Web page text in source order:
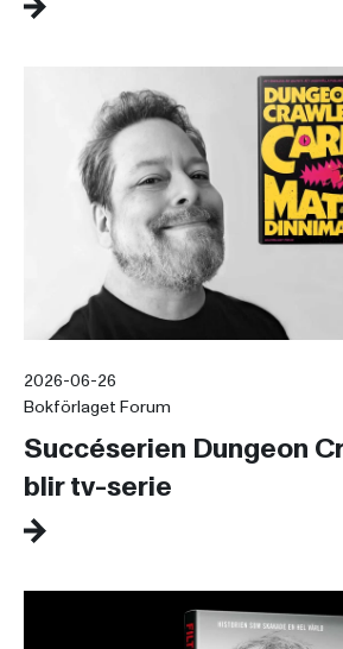
2026-06-26
Bokförlaget Forum
Succéserien Dungeon
blir tv-serie